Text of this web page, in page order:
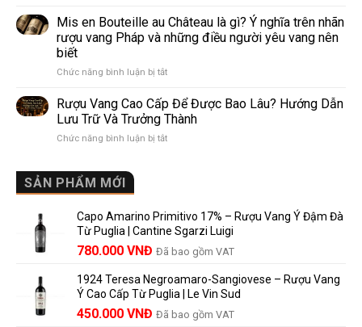
Thế
Nào?
So
Dễ
Hiểu
Người
và
Lalande
de
Điểm
khác
nhau
vì
lựa
chọn
đáng
Mis en Bouteille au Château là gì? Ý nghĩa trên nhãn
rượu vang Pháp và những điều người yêu vang nên
biết
Chức năng bình luận bị tắtở
en
Bouteille
au
Château
nhãn
rượu
vang
và
những
người
Rượu Vang Cao Cấp Để Được Bao Lâu? Hướng Dẫn
Lưu Trữ Và Trưởng Thành
Chức năng bình luận bị tắtở
Được
Bao
Lâu?
Dẫn
Lưu
Trữ
Và
SẢN PHẨM MỚI
Capo Amarino Primitivo 17% – Rượu Vang Ý Đậm Đà
Từ Puglia | Cantine Sgarzi Luigi
Giá
là:
858.000 VNĐ.
780.000 VNĐ Giá
tại
là:
780.000 VNĐ.
Đã bao gồm VAT
1924 Teresa Negroamaro-Sangiovese – Rượu Vang
Ý Cao Cấp Từ Puglia | Le Vin Sud
Giá
450.000 VNĐ Giá
Đã bao gồm VAT